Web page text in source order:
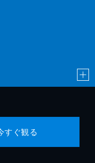
すぐ観る